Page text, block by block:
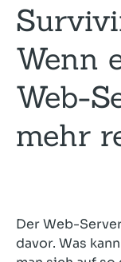
Wenn
Web-
mehr
Der Web-
davor. Was